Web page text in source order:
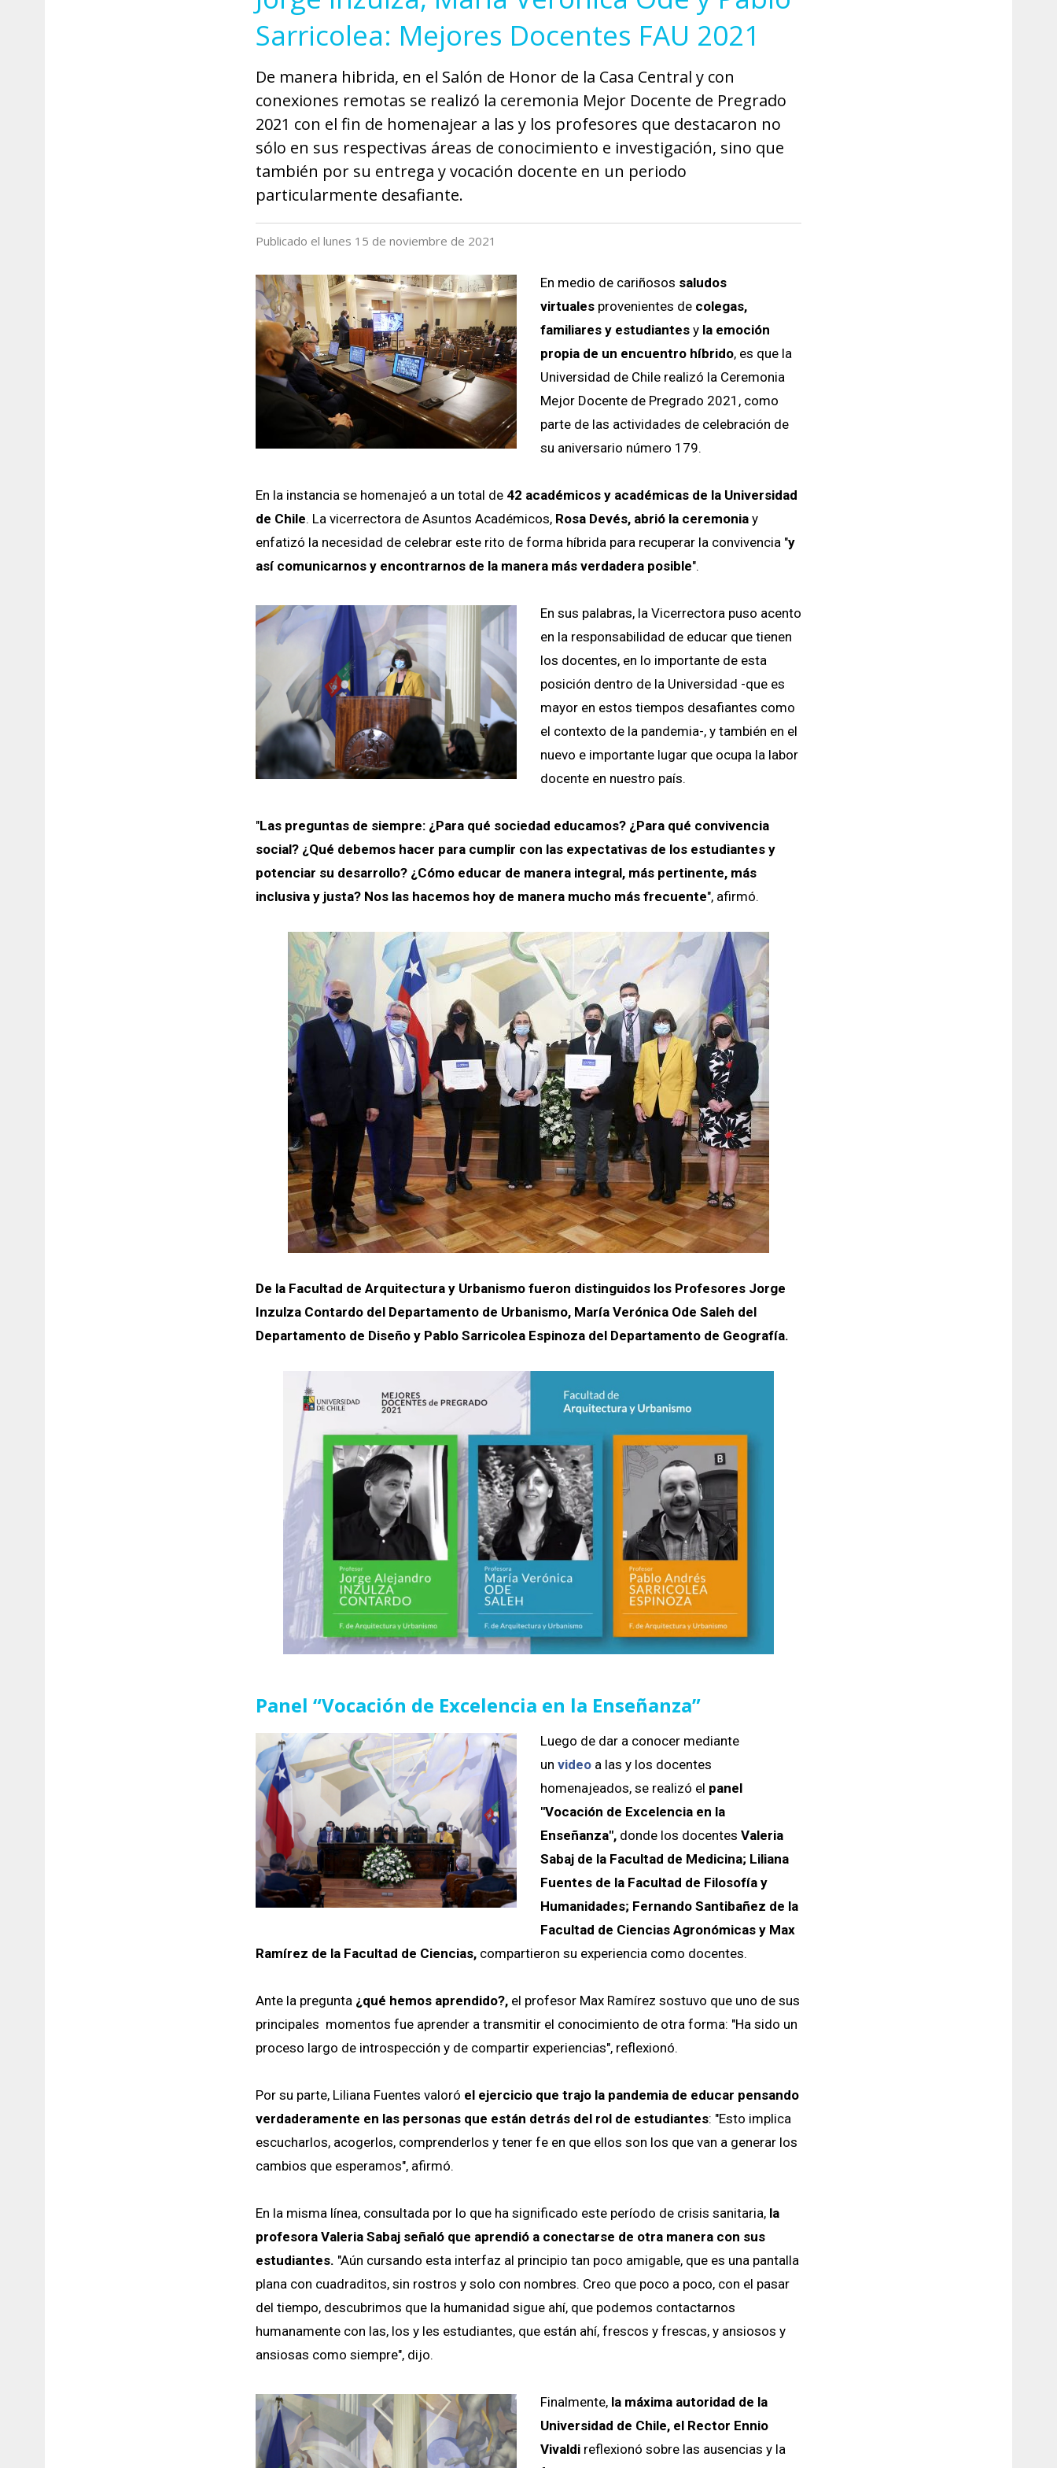
Sarricolea: Mejores Docentes FAU 2021
De manera hibrida, en el Salón de Honor de la Casa Central y con
conexiones remotas se realizó la ceremonia Mejor Docente de Pregrado
2021 con el fin de homenajear a las y los profesores que destacaron no
sólo en sus respectivas áreas de conocimiento e investigación, sino que
también por su entrega y vocación docente en un periodo
particularmente desafiante.
Publicado el lunes 15 de noviembre de 2021
En medio de cariñosos saludos
virtualesprovenientes decolegas,
familiares y estudiantesy la emoción
propia de un encuentro híbrido, es que la
Universidad de Chile realizó la Ceremonia
Mejor Docente de Pregrado 2021, como
parte de las actividades de celebración de
su aniversario número 179.
En la instancia se homenajeó a un total de 42 académicos y académicas de la Universidad
de Chile. La vicerrectora de Asuntos Académicos, Rosa Devés, abrió la ceremoniay
enfatizó la necesidad de celebrar este rito de forma híbrida para recuperar la convivencia "y
así comunicarnos y encontrarnos de la manera más verdadera posible".
En sus palabras, la Vicerrectora puso acento
en la responsabilidad de educar que tienen
los docentes, en lo importante de esta
posición dentro de la Universidad -que es
mayor en estos tiempos desafiantes como
el contexto de la pandemia-, y también en el
nuevo e importante lugar que ocupa la labor
docente en nuestro país.
"Las preguntas de siempre: ¿Para qué sociedad educamos? ¿Para qué convivencia
social? ¿Qué debemos hacer para cumplir con las expectativas de los estudiantes y
potenciar su desarrollo? ¿Cómo educar de manera integral, más pertinente, más
inclusiva y justa? Nos las hacemos hoy de manera mucho más frecuente", afirmó.
De la Facultad de Arquitectura y Urbanismo fueron distinguidos los Profesores Jorge
Inzulza Contardo del Departamento de Urbanismo, María Verónica Ode Saleh del
Departamento de Diseño y Pablo Sarricolea Espinoza del Departamento de Geografía.
Panel “Vocación de Excelencia en la Enseñanza”
Luego de dar a conocer mediante
un videoa las y los docentes
homenajeados, se realizó el panel
"Vocación de Excelencia en la
Enseñanza",donde los docentes Valeria
Sabaj de la Facultad de Medicina; Liliana
Fuentes de la Facultad de Filosofía y
Humanidades; Fernando Santibañez de la
Facultad de Ciencias Agronómicas y Max
Ramírez de la Facultad de Ciencias, compartieron su experiencia como docentes.
Ante la pregunta ¿qué hemos aprendido?,el profesor Max Ramírez sostuvo que uno de sus
principales momentos fue aprender a transmitir el conocimiento de otra forma: "Ha sido un
proceso largo de introspección y de compartir experiencias", reflexionó.
Por su parte, Liliana Fuentes valoró el ejercicio que trajo la pandemia de educar pensando
verdaderamente en las personas que están detrás del rol de estudiantes: "Esto implica
escucharlos, acogerlos, comprenderlos y tener fe en que ellos son los que van a generar los
cambios que esperamos", afirmó.
En la misma línea, consultada por lo que ha significado este período de crisis sanitaria, la
profesora Valeria Sabaj señaló que aprendió a conectarse de otra manera con sus
estudiantes. "Aún cursando esta interfaz al principio tan poco amigable, que es una pantalla
plana con cuadraditos, sin rostros y solo con nombres. Creo que poco a poco, con el pasar
del tiempo, descubrimos que la humanidad sigue ahí, que podemos contactarnos
humanamente con las, los y les estudiantes, que están ahí, frescos y frescas, y ansiosos y
ansiosas como siempre", dijo.
Finalmente, la máxima autoridad de la
Universidad de Chile, el Rector Ennio
Vivaldireflexionó sobre las ausencias y la